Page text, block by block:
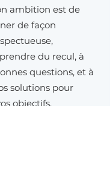
ambition est de
de façon
du recul, à
questions, et à
solutions pour
objectifs.